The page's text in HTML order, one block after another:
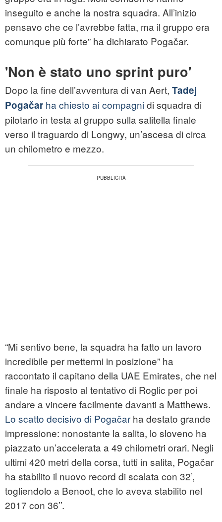
inseguito e anche la nostra squadra. All’inizio
pensavo che ce l’avrebbe fatta, ma il gruppo era
comunque più forte” ha dichiarato Pogačar.
'Non è stato uno sprint puro'
Dopo la fine dell’avventura di van Aert, Tadej
Pogačar ha chiesto ai compagnidi squadra di
pilotarlo in testa al gruppo sulla salitella finale
verso il traguardo di Longwy, un’ascesa di circa
un chilometro e mezzo.
“Mi sentivo bene, la squadra ha fatto un lavoro
incredibile per mettermi in posizione” ha
raccontato il capitano della UAE Emirates, che nel
finale ha risposto al tentativo di Roglic per poi
andare a vincere facilmente davanti a Matthews.
Lo scatto decisivo di Pogačar ha destato grande
impressione: nonostante la salita, lo sloveno ha
piazzato un’accelerata a 49 chilometri orari. Negli
ultimi 420 metri della corsa, tutti in salita, Pogačar
ha stabilito il nuovo record di scalata con 32’,
togliendolo a Benoot, che lo aveva stabilito nel
2017 con 36’’.